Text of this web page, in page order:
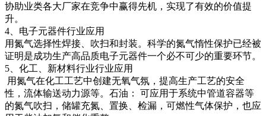
协助业类各大厂家在竞争中赢得先机，实现了有效的价值提
升。
4、电子元器件行业应用
用氮气选择性焊接、吹扫和封装。科学的氮气惰性保护已经被
证明是成功生产高品质电子元器件一个必不可少的重要环节。
5、化工、新材料行业行业应用
用氮气在化工工艺中创建无氧气氛，提高生产工艺的安全
性，流体输送动力源等。石油： 可应用于系统中管道容器等
的氮气吹扫，储罐充氮、置换、检漏，可燃性气体保护，也应